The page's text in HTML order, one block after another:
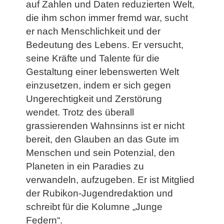
auf Zahlen und Daten reduzierten Welt,
die ihm schon immer fremd war, sucht
er nach Menschlichkeit und der
Bedeutung des Lebens. Er versucht,
seine Kräfte und Talente für die
Gestaltung einer lebenswerten Welt
einzusetzen, indem er sich gegen
Ungerechtigkeit und Zerstörung
wendet. Trotz des überall
grassierenden Wahnsinns ist er nicht
bereit, den Glauben an das Gute im
Menschen und sein Potenzial, den
Planeten in ein Paradies zu
verwandeln, aufzugeben. Er ist Mitglied
der Rubikon-Jugendredaktion und
schreibt für die Kolumne „Junge
Federn“.